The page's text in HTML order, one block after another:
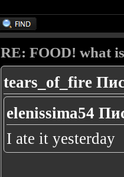
RE: FOOD! what
tears_of_fire
elenissima54
I ate it yesterday